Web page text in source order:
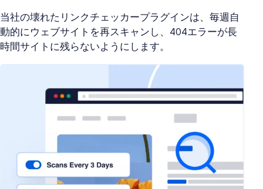
当社の壊れたリンクチェッカープラグインは、毎週自
動的にウェブサイトを再スキャンし、404エラーが長
時間サイトに残らないようにします。